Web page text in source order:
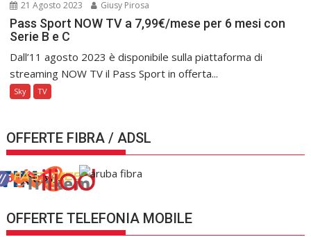
21 Agosto 2023 Giusy Pirosa
Pass Sport NOW TV a 7,99€/mese per 6 mesi con
Serie B e C
Dall’11 agosto 2023 è disponibile sulla piattaforma di
streaming NOW TV il Pass Sport in offerta...
Sky TV
OFFERTE FIBRA / ADSL
OFFERTE TELEFONIA MOBILE